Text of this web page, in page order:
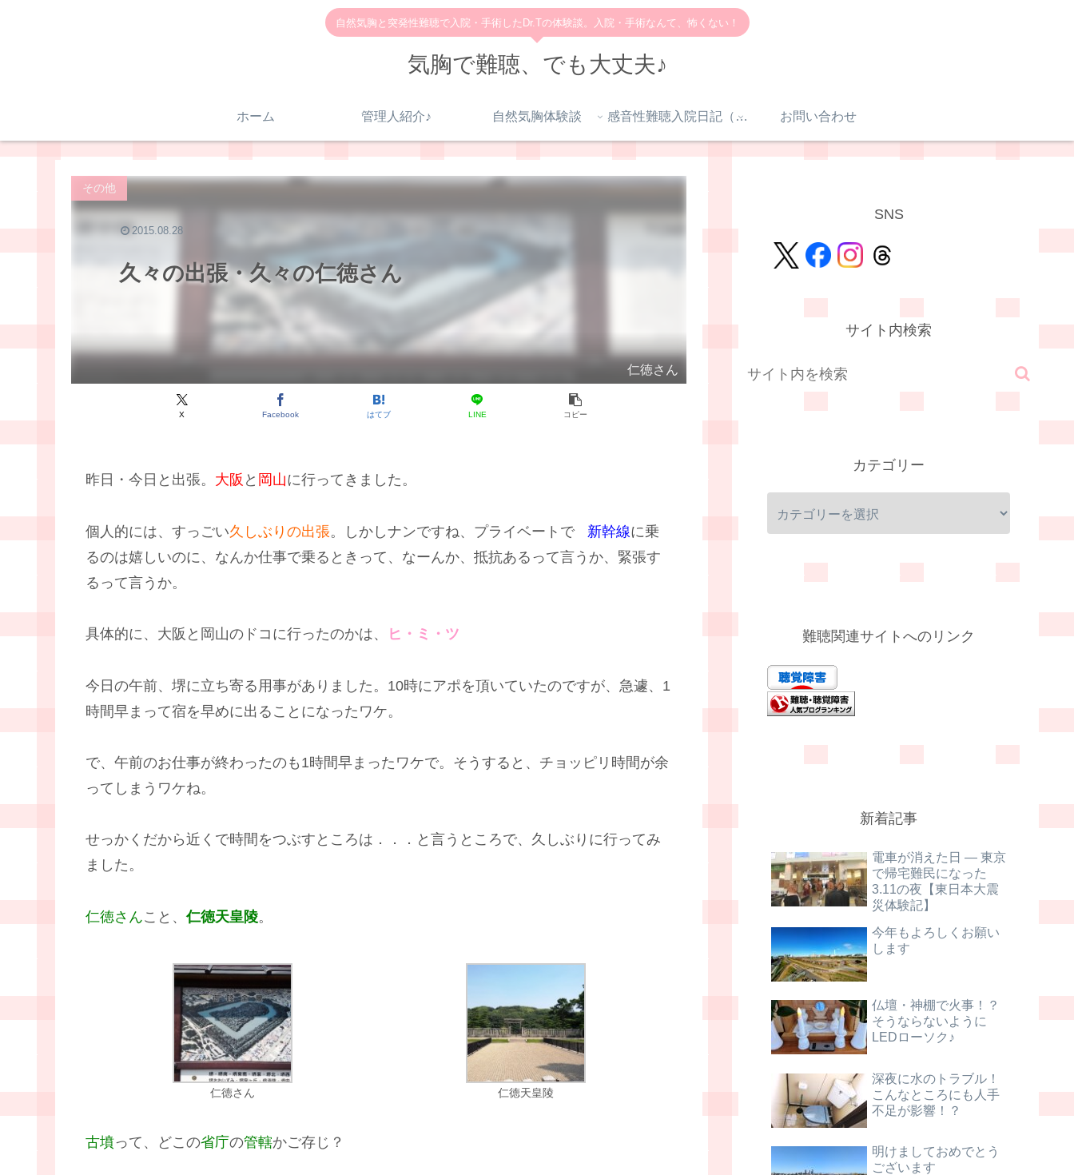
自然気胸と突発性難聴で入院・手術したDr.Tの体験談。入院・手術なんて、怖くない！
気胸で難聴、でも大丈夫♪
ホーム 管理人紹介♪ 自然気胸体験談 感音性難聴入院日記（体験談） お問い合わせ
久々の出張・久々の仁徳さん
その他
仁徳さん
X Facebook はてブ LINE コピー
2015.08.28
昨日・今日と出張。 大阪 と 岡山に行ってきました。
個人的には、すっごい久しぶりの出張。しかしナンですね、プライベートで 新幹線に乗
るのは嬉しいのに、なんか仕事で乗るときって、なーんか、抵抗あるって言うか、緊張す
るって言うか。
具体的に、大阪と岡山のドコに行ったのかは、 ヒ・ミ・ツ
今日の午前、堺に立ち寄る用事がありました。10時にアポを頂いていたのですが、急遽、1
時間早まって宿を早めに出ることになったワケ。
で、午前のお仕事が終わったのも1時間早まったワケで。そうすると、チョッピリ時間が余
ってしまうワケね。
せっかくだから近くで時間をつぶすところは．．．と言うところで、久しぶりに行ってみ
ました。
仁徳さんこと、仁徳天皇陵。
仁徳さん 仁徳天皇陵
古墳って、どこの省庁の管轄かご存じ？
SNS
サイト内検索
カテゴリー
難聴関連サイトへのリンク
新着記事
電車が消えた日 ― 東京
で帰宅難民になった
3.11の夜【東日本大震
災体験記】
今年もよろしくお願い
します
仏壇・神棚で火事！？
そうならないように
LEDローソク♪
深夜に水のトラブル！
こんなところにも人手
不足が影響！？
明けましておめでとう
ございます